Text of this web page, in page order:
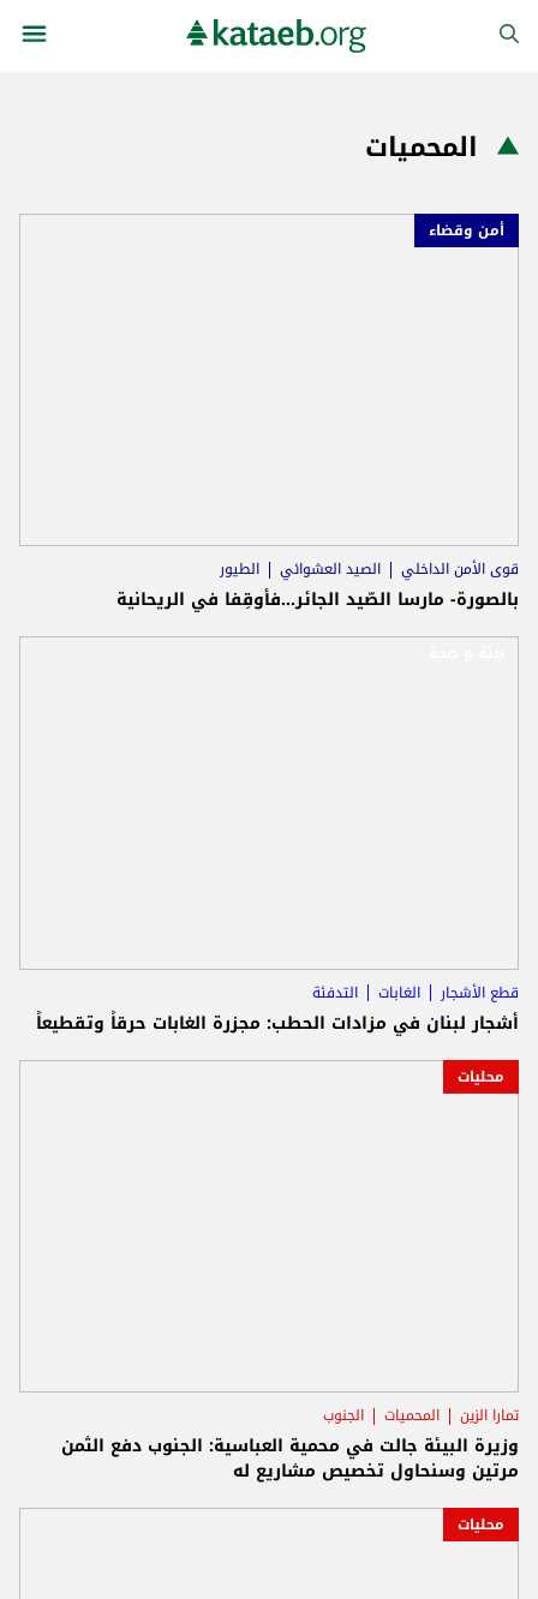
المحميات
أمن وقضاء
قوى الأمن الداخلي الصيد العشوائي الطيور
بالصورة- مارسا الصّيد الجائر...فأوقِفا في الريحانية
قطع الأشجار الغابات التدفئة
أشجار لبنان في مزادات الحطب: مجزرة الغابات حرقاً وتقطيعاً
محليات
تمارا الزين المحميات الجنوب
وزيرة البيئة جالت في محمية العباسية: الجنوب دفع الثمن
مرتين وسنحاول تخصيص مشاريع له
محليات